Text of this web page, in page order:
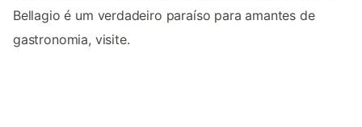
Bellagio é um verdadeiro paraíso para amantes de
gastronomia, visite.